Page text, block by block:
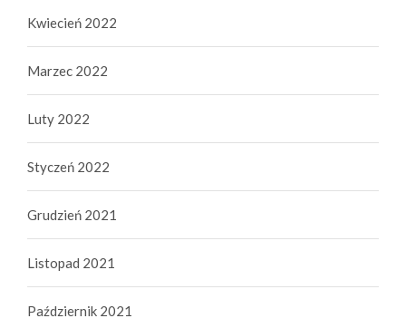
Kwiecień 2022
Marzec 2022
Luty 2022
Styczeń 2022
Grudzień 2021
Listopad 2021
Październik 2021